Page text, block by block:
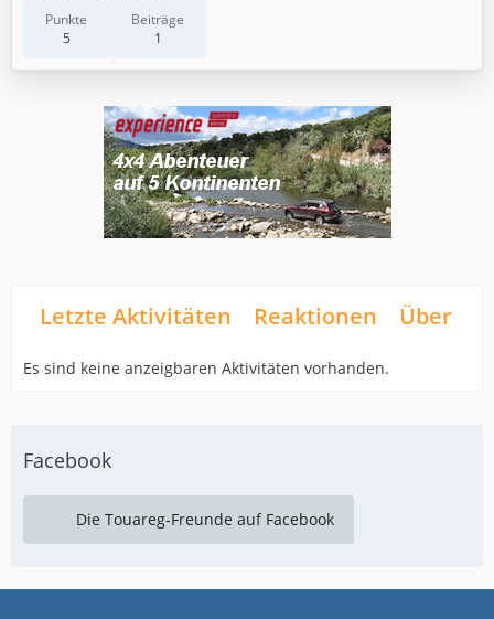
Punkte
5
Beiträge
1
Letzte Aktivitäten Reaktionen Über
Es sind keine anzeigbaren Aktivitäten vorhanden.
Facebook
Die Touareg-Freunde auf Facebook